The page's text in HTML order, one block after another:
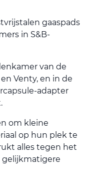
gaaspads
in S&B-
van de
Venty, en in de
adapter
om kleine
op hun plek te
alles tegen het